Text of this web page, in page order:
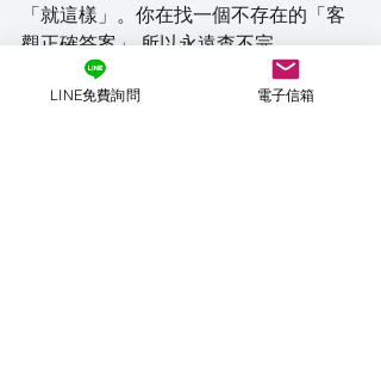
「就這樣」。你在找一個不存在的「客
觀正確答案」,所以永遠查不完。
第二個誤區,
把「別人的推薦」當「自己
的偏好」。IG 上有 500 家「東京必去」
LINE免費詢問 電子信箱